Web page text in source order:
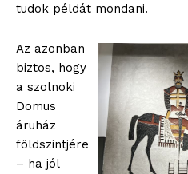
tudok példát mondani.
Az azonban
biztos, hogy
a szolnoki
Domus
áruház
földszintjére
– ha jól